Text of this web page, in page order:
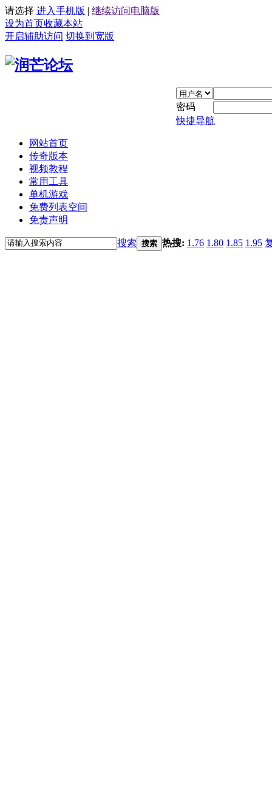
请选择 进入手机版 | 继续访问电脑版
设为首页收藏本站
开启辅助访问 切换到宽版
密码
快捷导航
网站首页
传奇版本
视频教程
常用工具
单机游戏
免费列表空间
免责声明
搜索 搜索 热搜: 1.76 1.80 1.85 1.95